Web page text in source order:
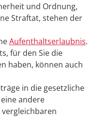
und Ordnung,
Straftat, stehen der
Aufenthaltserlaubnis.
für den Sie die
haben, können auch
in die gesetzliche
andere